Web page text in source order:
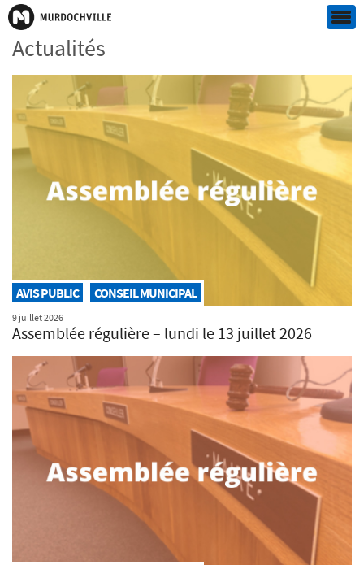
Actualités
AVIS PUBLIC CONSEIL MUNICIPAL
9 juillet 2026
Assemblée régulière – lundi le 13 juillet 2026